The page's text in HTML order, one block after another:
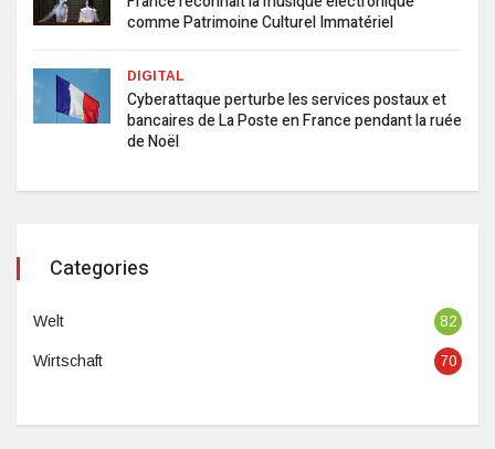
comme Patrimoine Culturel Immatériel
DIGITAL
Cyberattaque perturbe les services postaux et
bancaires de La Poste en France pendant la ruée
de Noël
Categories
Welt 82
Wirtschaft 70